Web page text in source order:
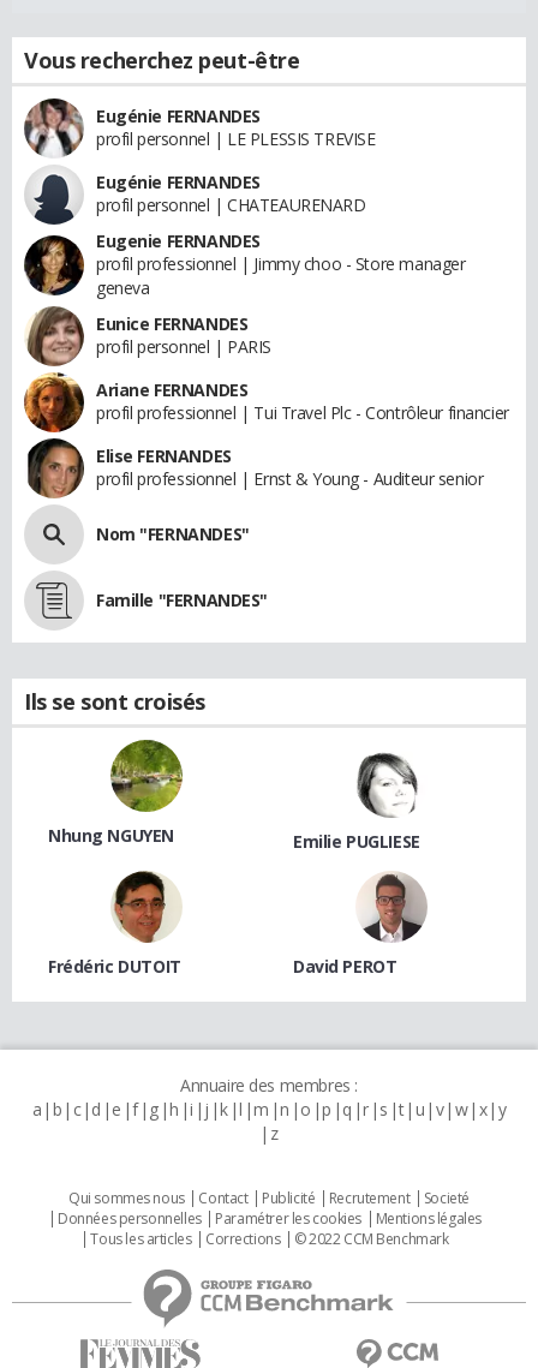
Vous recherchez peut-être
Eugénie FERNANDES
profil personnel | LE PLESSIS TREVISE
Eugénie FERNANDES
profil personnel | CHATEAURENARD
Eugenie FERNANDES
profil professionnel | Jimmy choo - Store manager
geneva
Eunice FERNANDES
profil personnel | PARIS
Ariane FERNANDES
profil professionnel | Tui Travel Plc - Contrôleur financier
Elise FERNANDES
profil professionnel | Ernst & Young - Auditeur senior
Nom "FERNANDES"
Famille "FERNANDES"
Ils se sont croisés
Nhung NGUYEN Emilie PUGLIESE
Frédéric DUTOIT David PEROT
Annuaire des membres :
a b c d e f g h i j k l m n o p q r s t u v w x y
z
Qui sommes nous Contact Publicité Recrutement
Societé
Données personnelles
Paramétrer les cookies
Mentions légales
Tous les articles
Corrections © 2022 CCM Benchmark